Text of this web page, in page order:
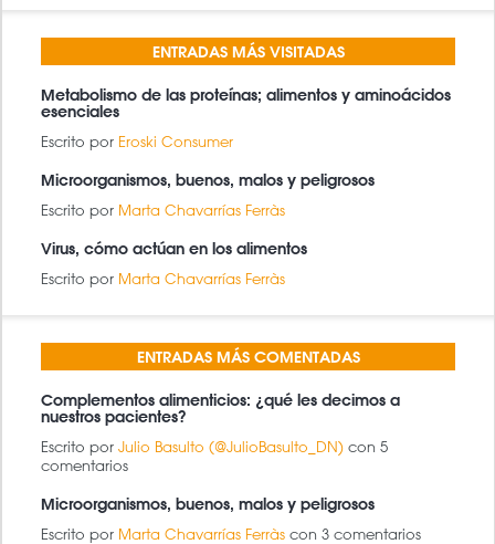
ENTRADAS MÁS VISITADAS
Metabolismo de las proteínas; alimentos y aminoácidos
esenciales
Escrito por Eroski Consumer
Microorganismos, buenos, malos y peligrosos
Escrito por Marta Chavarrías Ferràs
Virus, cómo actúan en los alimentos
Escrito por Marta Chavarrías Ferràs
ENTRADAS MÁS COMENTADAS
Complementos alimenticios: ¿qué les decimos a
nuestros pacientes?
Escrito por Julio Basulto (@JulioBasulto_DN) con 5
comentarios
Microorganismos, buenos, malos y peligrosos
Escrito por Marta Chavarrías Ferràs con 3 comentarios